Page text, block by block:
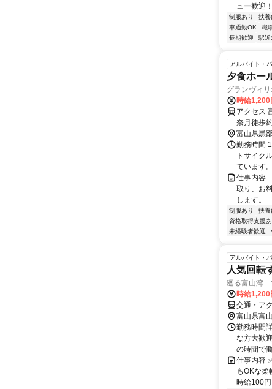
ュー歓迎
制服あり 扶養
車通勤OK
職
長期歓迎
駅近
アルバイト・
夕食ホー
グランヴィ
時給1,200
アクセス
奈月徒歩
富山県黒
勤務時間
トサイク
ています
仕事内容
取り、お
します。
制服あり 扶養
資格取得支援あ
未経験者歓迎
アルバイト・
人気回転
廻る富山湾
時給1,200
交通・ア
富山県富
勤務時間
な方大歓
の時間で
仕事内容
もOKな柔
時給100